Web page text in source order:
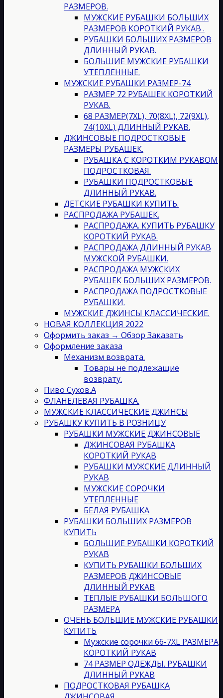
РАЗМЕРОВ.
МУЖСКИЕ РУБАШКИ БОЛЬШИХ
РАЗМЕРОВ КОРОТКИЙ РУКАВ .
РУБАШКИ БОЛЬШИХ РАЗМЕРОВ
ДЛИННЫЙ РУКАВ.
БОЛЬШИЕ МУЖСКИЕ РУБАШКИ
УТЕПЛЕННЫЕ.
МУЖСКИЕ РУБАШКИ РАЗМЕР-74
РАЗМЕР 72 РУБАШЕК КОРОТКИЙ
РУКАВ.
68 РАЗМЕР(7XL), 70(8XL), 72(9XL),
74(10XL) ДЛИННЫЙ РУКАВ.
ДЖИНСОВЫЕ ПОДРОСТКОВЫЕ
РАЗМЕРЫ РУБАШЕК.
РУБАШКА С КОРОТКИМ РУКАВОМ
ПОДРОСТКОВАЯ.
РУБАШКИ ПОДРОСТКОВЫЕ
ДЛИННЫЙ РУКАВ.
ДЕТСКИЕ РУБАШКИ КУПИТЬ.
РАСПРОДАЖА РУБАШЕК.
РАСПРОДАЖА. КУПИТЬ РУБАШКУ
КОРОТКИЙ РУКАВ.
РАСПРОДАЖА ДЛИННЫЙ РУКАВ
МУЖСКОЙ РУБАШКИ.
РАСПРОДАЖА МУЖСКИХ
РУБАШЕК БОЛЬШИХ РАЗМЕРОВ.
РАСПРОДАЖА ПОДРОСТКОВЫЕ
РУБАШКИ.
МУЖСКИЕ ДЖИНСЫ КЛАССИЧЕСКИЕ.
НОВАЯ КОЛЛЕКЦИЯ 2022
Оформить заказ → Обзор Заказать
Оформление заказа
Механизм возврата.
Товары не подлежащие
возврату.
Пиво Сухов.А
ФЛАНЕЛЕВАЯ РУБАШКА.
МУЖСКИЕ КЛАССИЧЕСКИЕ ДЖИНСЫ
РУБАШКУ КУПИТЬ В РОЗНИЦУ
РУБАШКИ МУЖСКИЕ ДЖИНСОВЫЕ
ДЖИНСОВАЯ РУБАШКА
КОРОТКИЙ РУКАВ
РУБАШКИ МУЖСКИЕ ДЛИННЫЙ
РУКАВ
МУЖСКИЕ СОРОЧКИ
УТЕПЛЕННЫЕ
БЕЛАЯ РУБАШКА
РУБАШКИ БОЛЬШИХ РАЗМЕРОВ
КУПИТЬ
БОЛЬШИЕ РУБАШКИ КОРОТКИЙ
РУКАВ
КУПИТЬ РУБАШКИ БОЛЬШИХ
РАЗМЕРОВ ДЖИНСОВЫЕ
ДЛИННЫЙ РУКАВ
ТЕПЛЫЕ РУБАШКИ БОЛЬШОГО
РАЗМЕРА
ОЧЕНЬ БОЛЬШИЕ МУЖСКИЕ РУБАШКИ
КУПИТЬ
Мужские сорочки 66-7XL РАЗМЕРА
КОРОТКИЙ РУКАВ
74 РАЗМЕР ОДЕЖДЫ. РУБАШКИ
ДЛИННЫЙ РУКАВ
ПОДРОСТКОВАЯ РУБАШКА